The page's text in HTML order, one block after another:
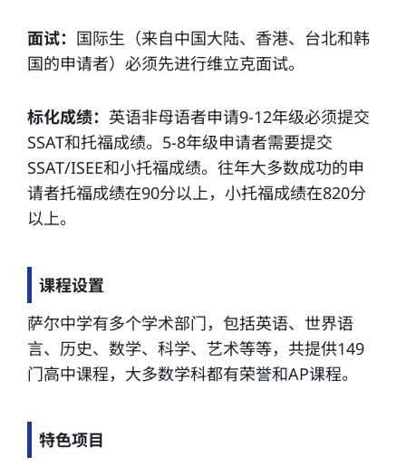
面试： 国际生（来自中国大陆、香港、台北和韩
国的申请者）必须先进行维立克面试。
标化成绩： 英语非母语者申请9-12年级必须提交
SSAT和托福成绩。5-8年级申请者需要提交
SSAT/ISEE和小托福成绩。往年大多数成功的申
请者托福成绩在90分以上，小托福成绩在820分
以上。
课程设置
萨尔中学有多个学术部门，包括英语、世界语
言、历史、数学、科学、艺术等等，共提供149
门高中课程，大多数学科都有荣誉和AP课程。
特色项目